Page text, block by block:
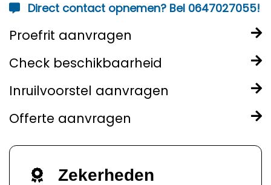
Direct contact opnemen? Bel 0647027055!
Proefrit aanvragen
Check beschikbaarheid
Inruilvoorstel aanvragen
Offerte aanvragen
Zekerheden